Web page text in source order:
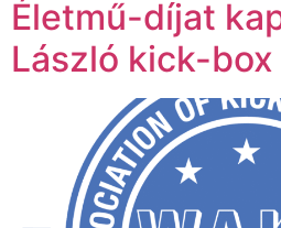
Életmű-díjat
László kick-